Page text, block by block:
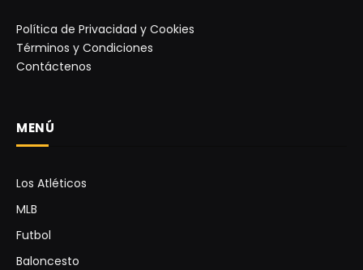
Política de Privacidad y Cookies
Términos y Condiciones
Contáctenos
MENÚ
Los Atléticos
MLB
Futbol
Baloncesto